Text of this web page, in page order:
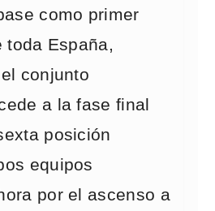
como primer
toda España,
conjunto
a la fase final
posición
equipos
por el ascenso a